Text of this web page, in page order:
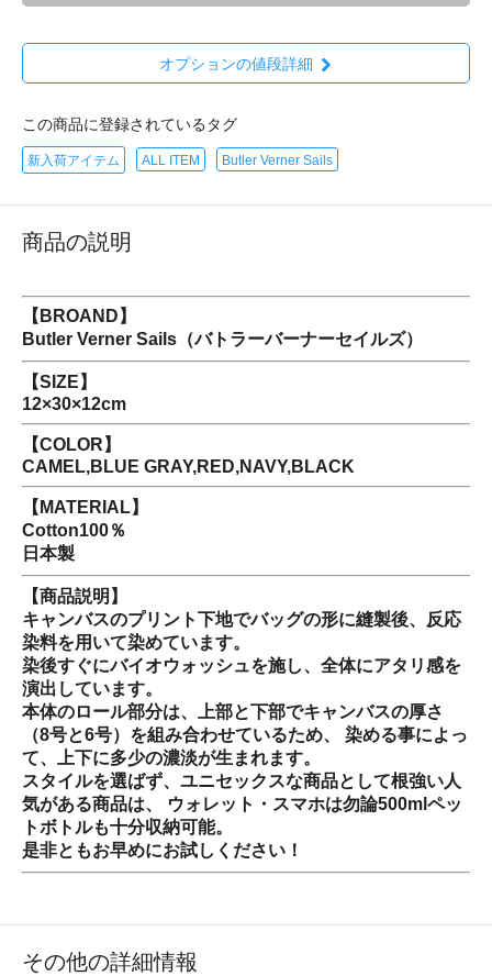
オプションの値段詳細
この商品に登録されているタグ
新入荷アイテム ALL ITEM Butler Verner Sails
商品の説明
【BROAND】
Butler Verner Sails（バトラーバーナーセイルズ）
【SIZE】
12×30×12cm
【COLOR】
CAMEL,BLUE GRAY,RED,NAVY,BLACK
【MATERIAL】
Cotton100％
日本製
【商品説明】
キャンバスのプリント下地でバッグの形に縫製後、反応
染料を用いて染めています。
染後すぐにバイオウォッシュを施し、全体にアタリ感を
演出しています。
本体のロール部分は、上部と下部でキャンバスの厚さ
（8号と6号）を組み合わせているため、 染める事によっ
て、上下に多少の濃淡が生まれます。
スタイルを選ばず、ユニセックスな商品として根強い人
気がある商品は、 ウォレット・スマホは勿論500mlペッ
トボトルも十分収納可能。
是非ともお早めにお試しください！
その他の詳細情報